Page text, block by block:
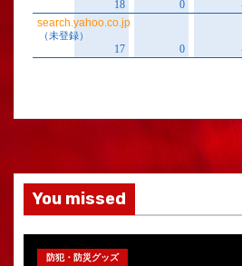
You missed
防犯・防災グッズ